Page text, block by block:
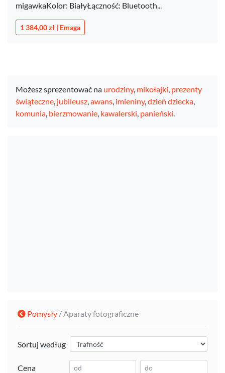
migawkaKolor: BiałyŁączność: Bluetooth...
1 384,00 zł | Emaga
Możesz sprezentować na urodziny, mikołajki, prezenty
świąteczne, jubileusz,awans, imieniny,dzień dziecka,
komunia, bierzmowanie, kawalerski, panieński.
Pomysły / Aparaty fotograficzne
Sortuj według
Cena